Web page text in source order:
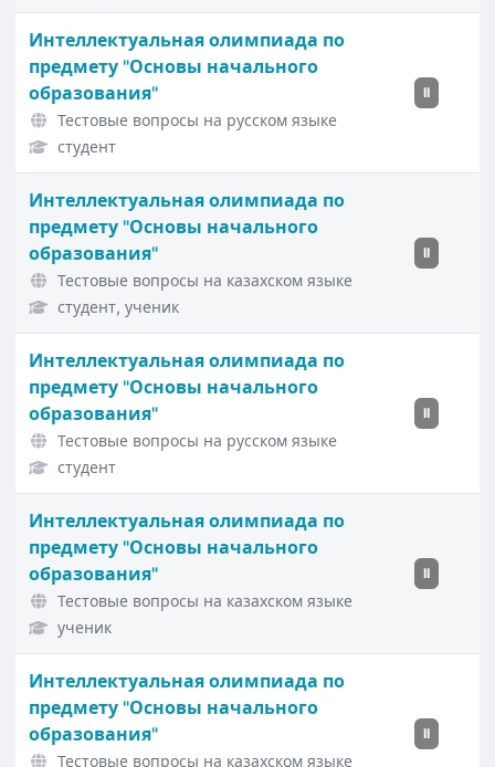
Интеллектуальная олимпиада по
предмету "Основы начального
образования"
Тестовые вопросы на русском языке
студент
II
Интеллектуальная олимпиада по
предмету "Основы начального
образования"
Тестовые вопросы на казахском языке
студент, ученик
II
Интеллектуальная олимпиада по
предмету "Основы начального
образования"
Тестовые вопросы на русском языке
студент
II
Интеллектуальная олимпиада по
предмету "Основы начального
образования"
Тестовые вопросы на казахском языке
ученик
II
Интеллектуальная олимпиада по
предмету "Основы начального
образования"
Тестовые вопросы на казахском языке
II